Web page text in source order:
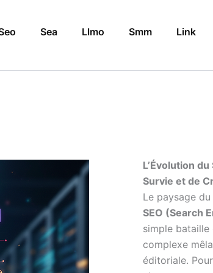
Sea Llmo Smm Link
L’Évolution
Survie et de
Le paysage
SEO (Search
simple bataille
complexe
éditoriale.